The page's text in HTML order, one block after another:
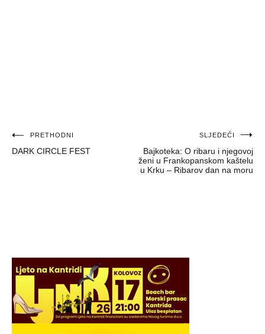
Navigacija
objava
PRETHODNI
DARK CIRCLE FEST
SLJEDEĆI
Bajkoteka: O ribaru i njegovoj
ženi u Frankopanskom kaštelu
u Krku – Ribarov dan na moru